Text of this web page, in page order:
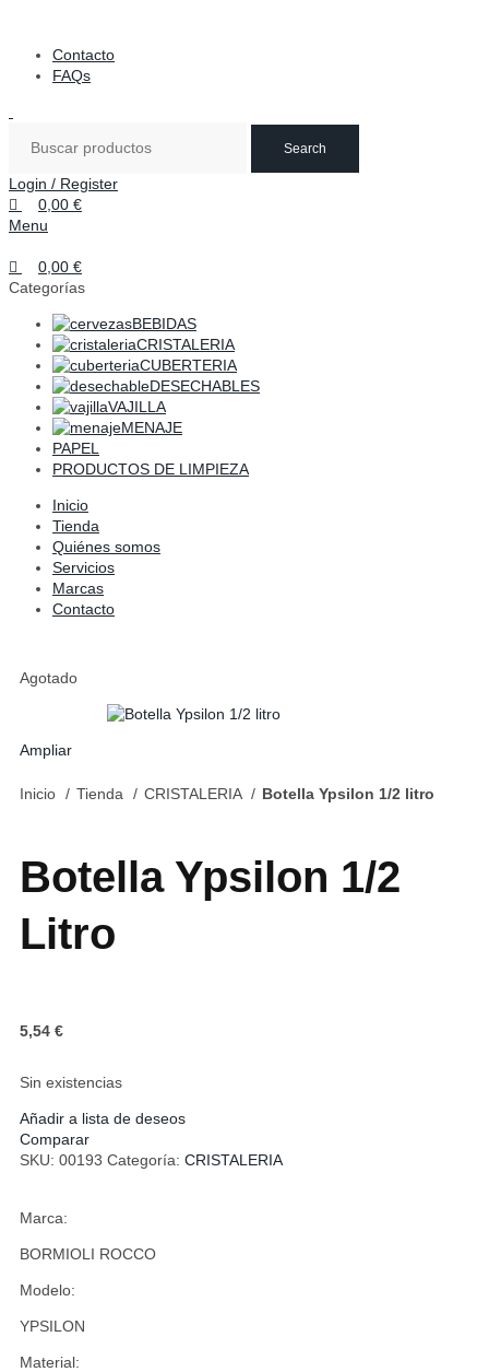
Contacto
FAQs
Search
Login / Register
0,00 €
Menu
0,00 €
Categorías
BEBIDAS
CRISTALERIA
CUBERTERIA
DESECHABLES
VAJILLA
MENAJE
PAPEL
PRODUCTOS DE LIMPIEZA
Inicio
Tienda
Quiénes somos
Servicios
Marcas
Contacto
Agotado
Ampliar
Inicio Tienda CRISTALERIA Botella Ypsilon 1/2 litro
Botella Ypsilon 1/2
Litro
5,54 €
Sin existencias
Añadir a lista de deseos
Comparar
SKU: 00193 Categoría: CRISTALERIA
Marca:
BORMIOLI ROCCO
Modelo:
YPSILON
Material: